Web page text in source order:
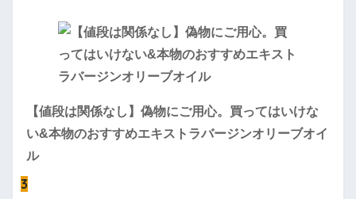
【値段は関係なし】偽物にご用心。買ってはいけな
い&本物のおすすめエキストラバージンオリーブオイ
ル
3